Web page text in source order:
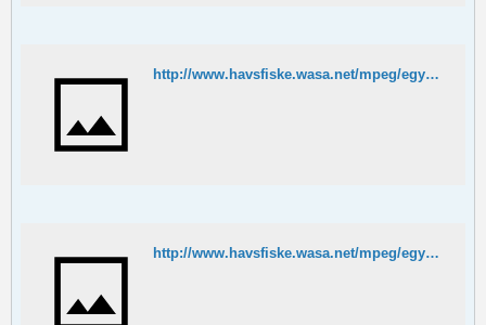
http://www.havsfiske.wasa.net/mpeg/egypten/puff8.MPG
http://www.havsfiske.wasa.net/mpeg/egypten/fishfight.MPG